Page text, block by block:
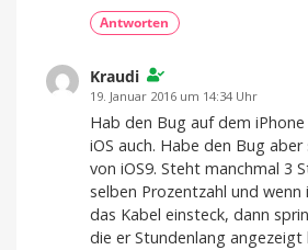
Antworten
Kraudi
19. Januar 2016 um 14:34 Uhr
Hab den Bug auf dem
iOS auch. Habe den Bug
von iOS9. Steht manchmal 3
selben Prozentzahl und wenn
das Kabel einsteck, dann
die er Stundenlang